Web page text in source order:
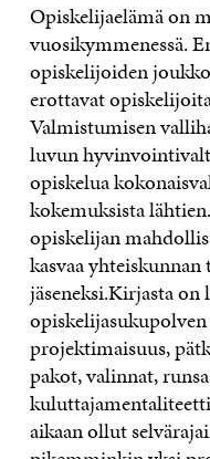
Opiskelijaelämä on
vuosikymmenessä.
opiskelijoiden
erottavat
Valmistumisen
luvun
opiskelua
kokemuksista
opiskelijan
kasvaa yhteiskunnan
jäseneksi.Kirjasta
projektimaisuus,
pakot, valinnat,
aikaan ollut